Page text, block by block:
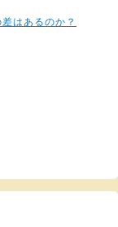
はあるのか？